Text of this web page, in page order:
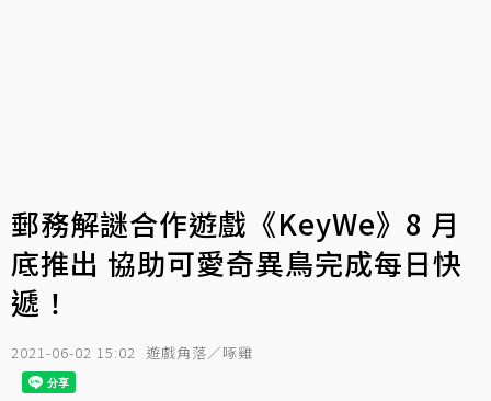
郵務解謎合作遊戲《KeyWe》8 月
底推出 協助可愛奇異鳥完成每日快
遞！
2021-06-02 15:02 遊戲角落／啄雞